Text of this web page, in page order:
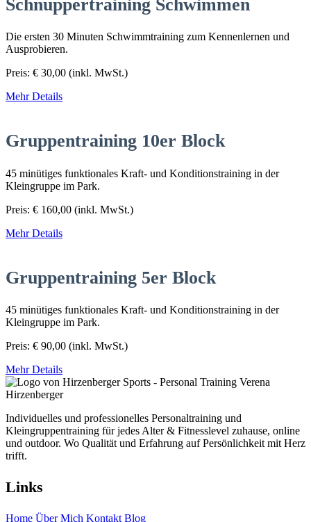
Schnuppertraining Schwimmen
Die ersten 30 Minuten Schwimmtraining zum Kennenlernen und
Ausprobieren.
Preis: € 30,00 (inkl. MwSt.)
Mehr Details
Gruppentraining 10er Block
45 minütiges funktionales Kraft- und Konditionstraining in der
Kleingruppe im Park.
Preis: € 160,00 (inkl. MwSt.)
Mehr Details
Gruppentraining 5er Block
45 minütiges funktionales Kraft- und Konditionstraining in der
Kleingruppe im Park.
Preis: € 90,00 (inkl. MwSt.)
Mehr Details
Individuelles und professionelles Personaltraining und
Kleingruppentraining für jedes Alter & Fitnesslevel zuhause, online
und outdoor. Wo Qualität und Erfahrung auf Persönlichkeit mit Herz
trifft.
Links
Home Über Mich Kontakt Blog